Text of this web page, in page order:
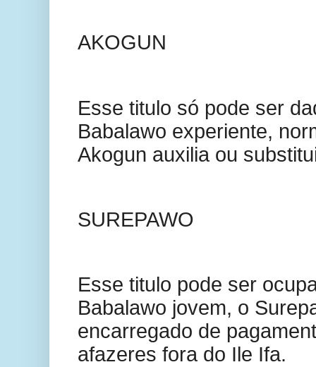
AKOGUN
Esse titulo só pode ser
Babalawo experiente,
Akogun auxilia ou
SUREPAWO
Esse titulo pode ser
Babalawo jovem, o
encarregado de
afazeres fora do Ile Ifa.